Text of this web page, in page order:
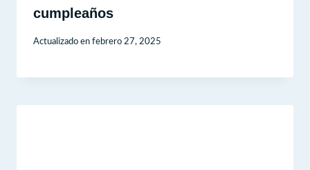
cumpleaños
Actualizado en febrero 27, 2025